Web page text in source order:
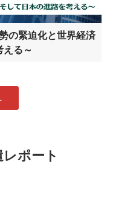
の緊迫化と世界経済
る～
ポート